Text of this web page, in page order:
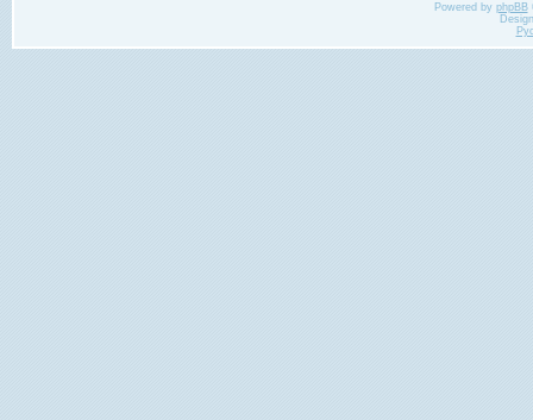
Powered by phpBB